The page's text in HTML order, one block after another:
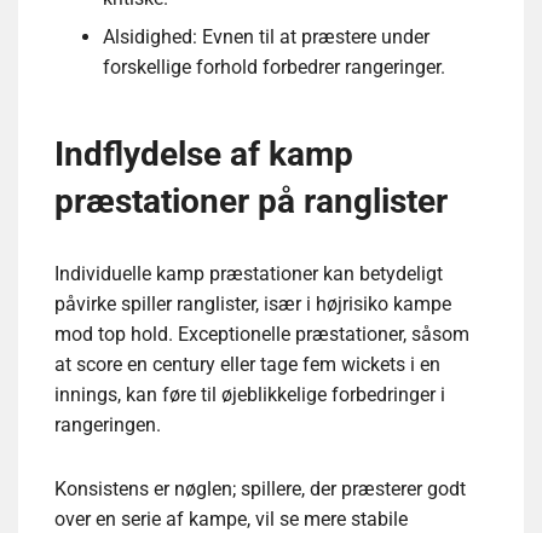
Alsidighed: Evnen til at præstere under
forskellige forhold forbedrer rangeringer.
Indflydelse af kamp
præstationer på ranglister
Individuelle kamp præstationer kan betydeligt
påvirke spiller ranglister, især i højrisiko kampe
mod top hold. Exceptionelle præstationer, såsom
at score en century eller tage fem wickets i en
innings, kan føre til øjeblikkelige forbedringer i
rangeringen.
Konsistens er nøglen; spillere, der præsterer godt
over en serie af kampe, vil se mere stabile